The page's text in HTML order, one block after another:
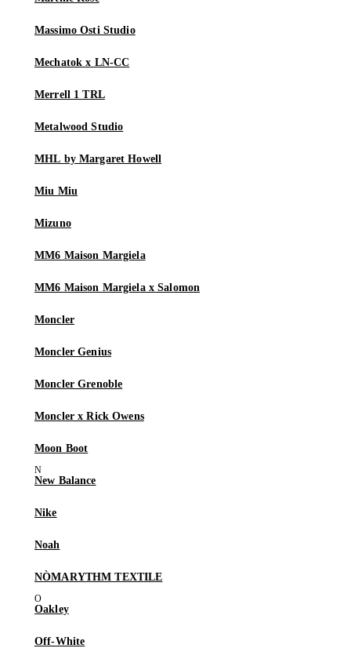
Massimo Osti Studio
Mechatok x LN-CC
Merrell 1 TRL
Metalwood Studio
MHL by Margaret Howell
Miu Miu
Mizuno
MM6 Maison Margiela
MM6 Maison Margiela x Salomon
Moncler
Moncler Genius
Moncler Grenoble
Moncler x Rick Owens
Moon Boot
New Balance
Nike
Noah
NÒMARYTHM TEXTILE
Oakley
Off-White